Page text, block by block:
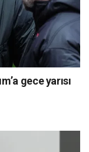
gece yarısı